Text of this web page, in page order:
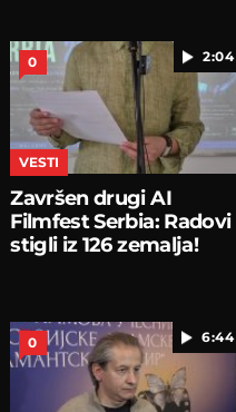
2:04
0
VESTI
Završen drugi AI
Filmfest Serbia: Radovi
stigli iz 126 zemalja!
6:44
0